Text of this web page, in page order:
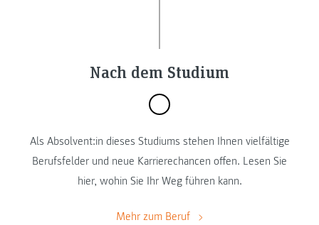
Nach dem Studium
Als Absolvent:in dieses Studiums stehen Ihnen vielfältige
Berufsfelder und neue Karrierechancen offen. Lesen Sie
hier, wohin Sie Ihr Weg führen kann.
Mehr zum Beruf